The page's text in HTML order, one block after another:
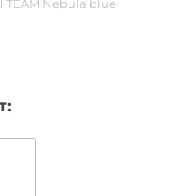
TEAM Nebula blue